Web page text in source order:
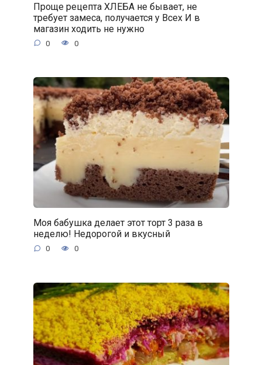
Проще рецепта ХЛЕБА не бывает, не
требует замеса, получается у Всех И в
магазин ходить не нужно
0 0
Моя бабушка делает этот торт 3 раза в
неделю! Недорогой и вкусный
0 0